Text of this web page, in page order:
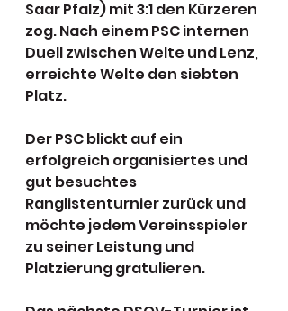
Saar Pfalz) mit 3:1 den Kürzeren
zog. Nach einem PSC internen
Duell zwischen Welte und Lenz,
erreichte Welte den siebten
Platz.
Der PSC blickt auf ein
erfolgreich organisiertes und
gut besuchtes
Ranglistenturnier zurück und
möchte jedem Vereinsspieler
zu seiner Leistung und
Platzierung gratulieren.